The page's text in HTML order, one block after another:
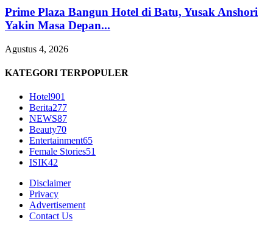
Prime Plaza Bangun Hotel di Batu, Yusak Anshori
Yakin Masa Depan...
Agustus 4, 2026
KATEGORI TERPOPULER
Hotel901
Berita277
NEWS87
Beauty70
Entertainment65
Female Stories51
ISIK42
Disclaimer
Privacy
Advertisement
Contact Us